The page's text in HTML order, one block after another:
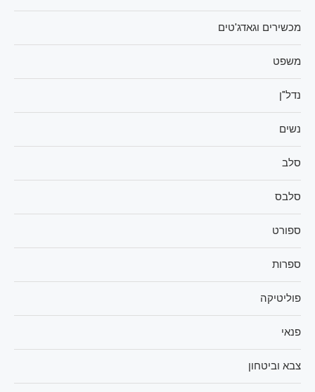
מכשירים וגאדג'טים
משפט
נדל"ן
נשים
סלב
סלבס
ספורט
ספרות
פוליטיקה
פנאי
צבא וביטחון